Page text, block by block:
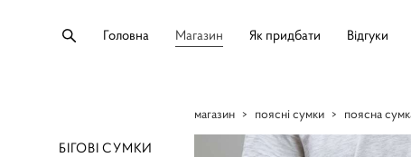
Головна Магазин Як придбати Відгуки
БІГОВІ СУМКИ
магазин > поясні сумки > поясна